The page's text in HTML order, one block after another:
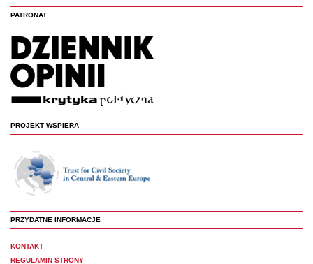
PATRONAT
PROJEKT WSPIERA
PRZYDATNE INFORMACJE
KONTAKT
REGULAMIN STRONY